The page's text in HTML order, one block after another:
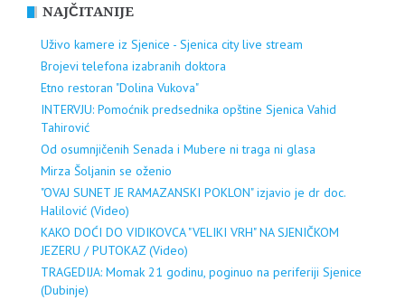
NAJČITANIJE
Uživo kamere iz Sjenice - Sjenica city live stream
Brojevi telefona izabranih doktora
Etno restoran "Dolina Vukova"
INTERVJU: Pomoćnik predsednika opštine Sjenica Vahid
Tahirović
Od osumnjičenih Senada i Mubere ni traga ni glasa
Mirza Šoljanin se oženio
"OVAJ SUNET JE RAMAZANSKI POKLON" izjavio je dr doc.
Halilović (Video)
KAKO DOĆI DO VIDIKOVCA "VELIKI VRH" NA SJENIČKOM
JEZERU / PUTOKAZ (Video)
TRAGEDIJA: Momak 21 godinu, poginuo na periferiji Sjenice
(Dubinje)